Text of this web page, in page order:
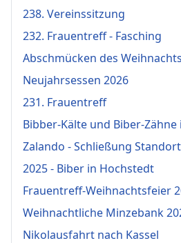
238. Vereinssitzung
232. Frauentreff - Fasching
Abschmücken des
Neujahrsessen 2026
231. Frauentreff
Bibber-Kälte und Biber-Zähne
Zalando - Schließung
2025 - Biber in Hochstedt
Frauentreff-Weihnachtsfeier
Weihnachtliche Minzebank
Nikolausfahrt nach Kassel